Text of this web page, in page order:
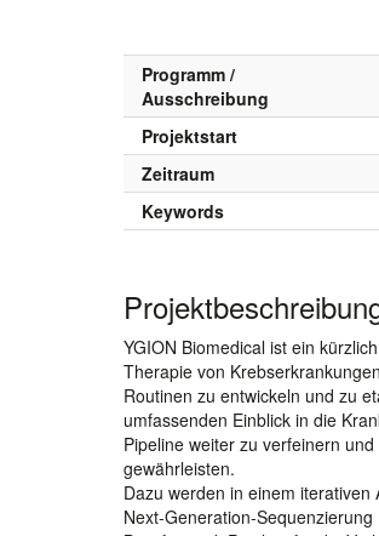
Programm /
Ausschreibung
Projektstart
Zeitraum
Keywords
YGION Biomedical ist ein
Therapie von
Routinen zu entwickeln und zu
umfassenden Einblick in die
Pipeline weiter zu verfeinern
gewährleisten.
Dazu werden in einem
Next-Generation-